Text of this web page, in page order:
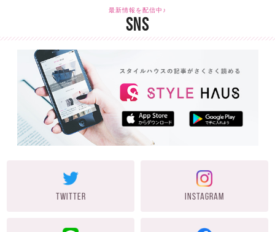
最新情報を配信中♪
SNS
TWITTER INSTAGRAM